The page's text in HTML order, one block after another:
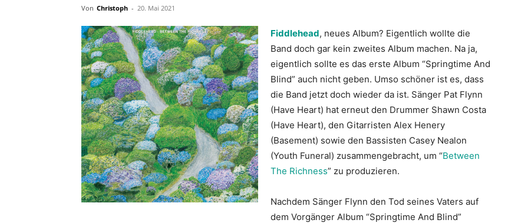
Von Christoph - 20. Mai 2021
Fiddlehead, neues Album? Eigentlich wollte die
Band doch gar kein zweites Album machen. Na ja,
eigentlich sollte es das erste Album “Springtime And
Blind” auch nicht geben. Umso schöner ist es, dass
die Band jetzt doch wieder da ist. Sänger Pat Flynn
(Have Heart) hat erneut den Drummer Shawn Costa
(Have Heart), den Gitarristen Alex Henery
(Basement) sowie den Bassisten Casey Nealon
(Youth Funeral) zusammengebracht, um “Between
The Richness” zu produzieren.
Nachdem Sänger Flynn den Tod seines Vaters auf
dem Vorgänger Album “Springtime And Blind”